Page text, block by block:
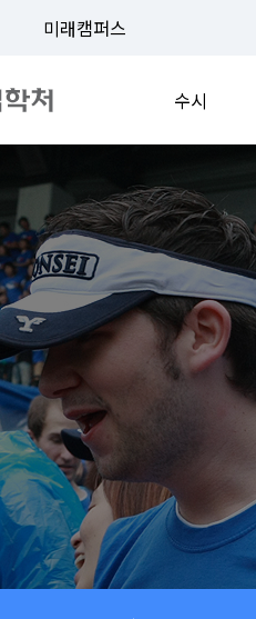
미래캠퍼스
수시